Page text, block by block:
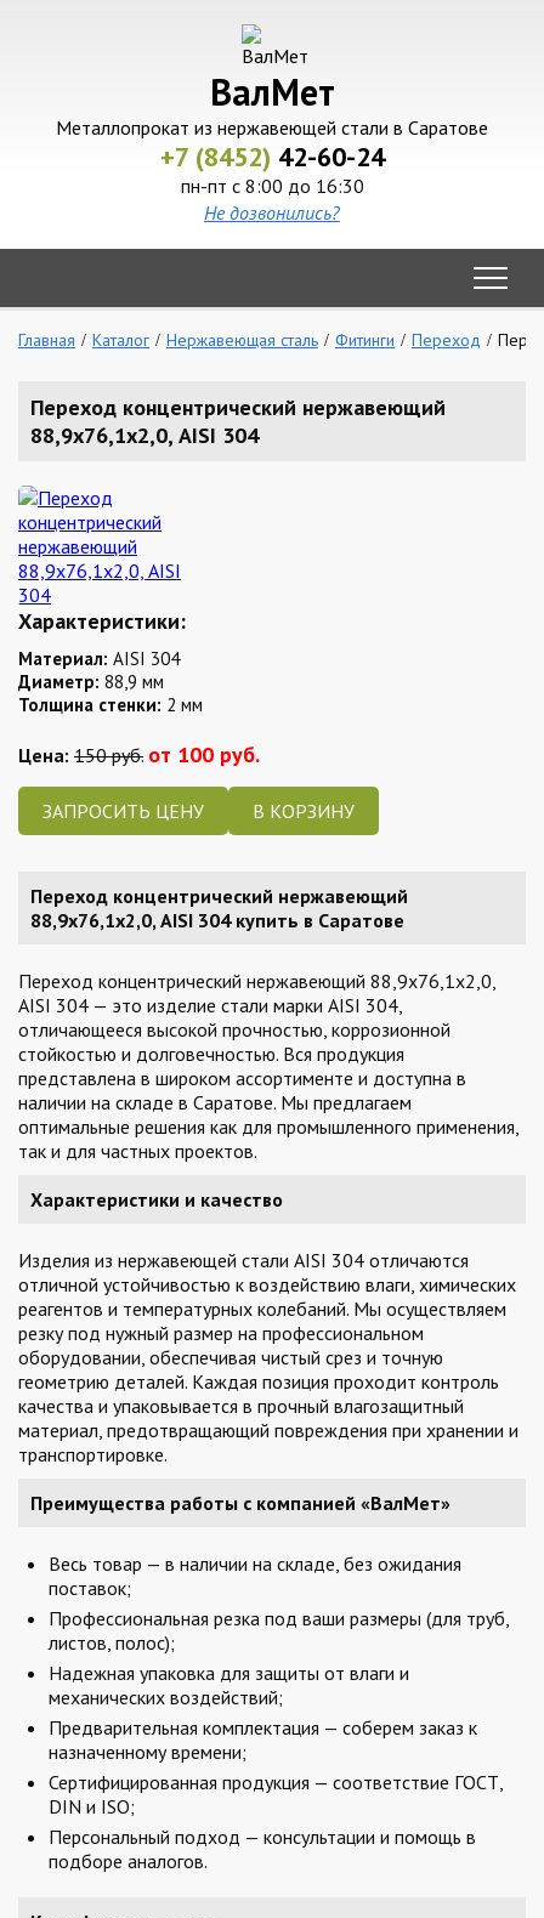
ВалМет
Металлопрокат из нержавеющей стали в Саратове
+7 (8452) 42-60-24
пн-пт с 8:00 до 16:30
Не дозвонились?
Главная Каталог Нержавеющая сталь Фитинги Переход
Переход концентрический нержавеющий
88,9х76,1х2,0, AISI 304
Характеристики:
Материал: AISI 304
Диаметр: 88,9 мм
Толщина стенки: 2 мм
Цена: 150 руб. от 100 руб.
ЗАПРОСИТЬ ЦЕНУ
Переход концентрический нержавеющий
88,9х76,1х2,0, AISI 304 купить в Саратове
Переход концентрический нержавеющий 88,9х76,1х2,0,
AISI 304 — это изделие стали марки AISI 304,
отличающееся высокой прочностью, коррозионной
стойкостью и долговечностью. Вся продукция
представлена в широком ассортименте и доступна в
наличии на складе в Саратове. Мы предлагаем
оптимальные решения как для промышленного применения,
так и для частных проектов.
Характеристики и качество
Изделия из нержавеющей стали AISI 304 отличаются
отличной устойчивостью к воздействию влаги, химических
реагентов и температурных колебаний. Мы осуществляем
резку под нужный размер на профессиональном
оборудовании, обеспечивая чистый срез и точную
геометрию деталей. Каждая позиция проходит контроль
качества и упаковывается в прочный влагозащитный
материал, предотвращающий повреждения при хранении и
транспортировке.
Преимущества работы с компанией «ВалМет»
Весь товар — в наличии на складе, без ожидания
поставок;
Профессиональная резка под ваши размеры (для труб,
листов, полос);
Надежная упаковка для защиты от влаги и
механических воздействий;
Предварительная комплектация — соберем заказ к
назначенному времени;
Сертифицированная продукция — соответствие ГОСТ,
DIN и ISO;
Персональный подход — консультации и помощь в
подборе аналогов.